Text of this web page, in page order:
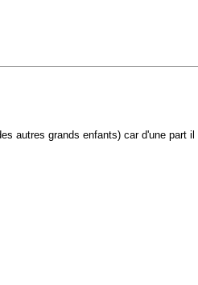
autres grands enfants) car d'une